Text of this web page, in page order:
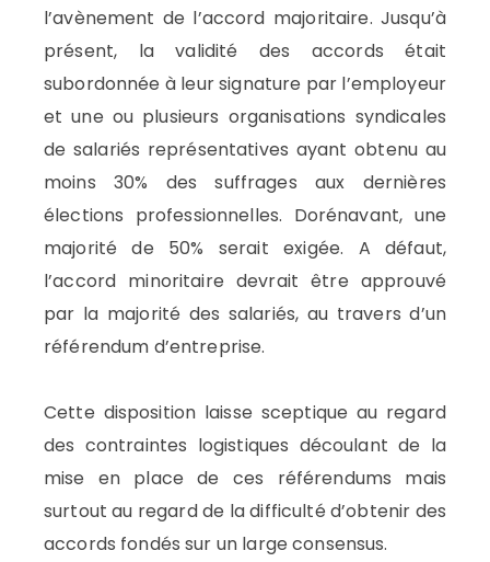
l’avènement de l’accord majoritaire. Jusqu’à
présent, la validité des accords était
subordonnée à leur signature par l’employeur
et une ou plusieurs organisations syndicales
de salariés représentatives ayant obtenu au
moins 30% des suffrages aux dernières
élections professionnelles. Dorénavant, une
majorité de 50% serait exigée. A défaut,
l’accord minoritaire devrait être approuvé
par la majorité des salariés, au travers d’un
référendum d’entreprise.
Cette disposition laisse sceptique au regard
des contraintes logistiques découlant de la
mise en place de ces référendums mais
surtout au regard de la difficulté d’obtenir des
accords fondés sur un large consensus.